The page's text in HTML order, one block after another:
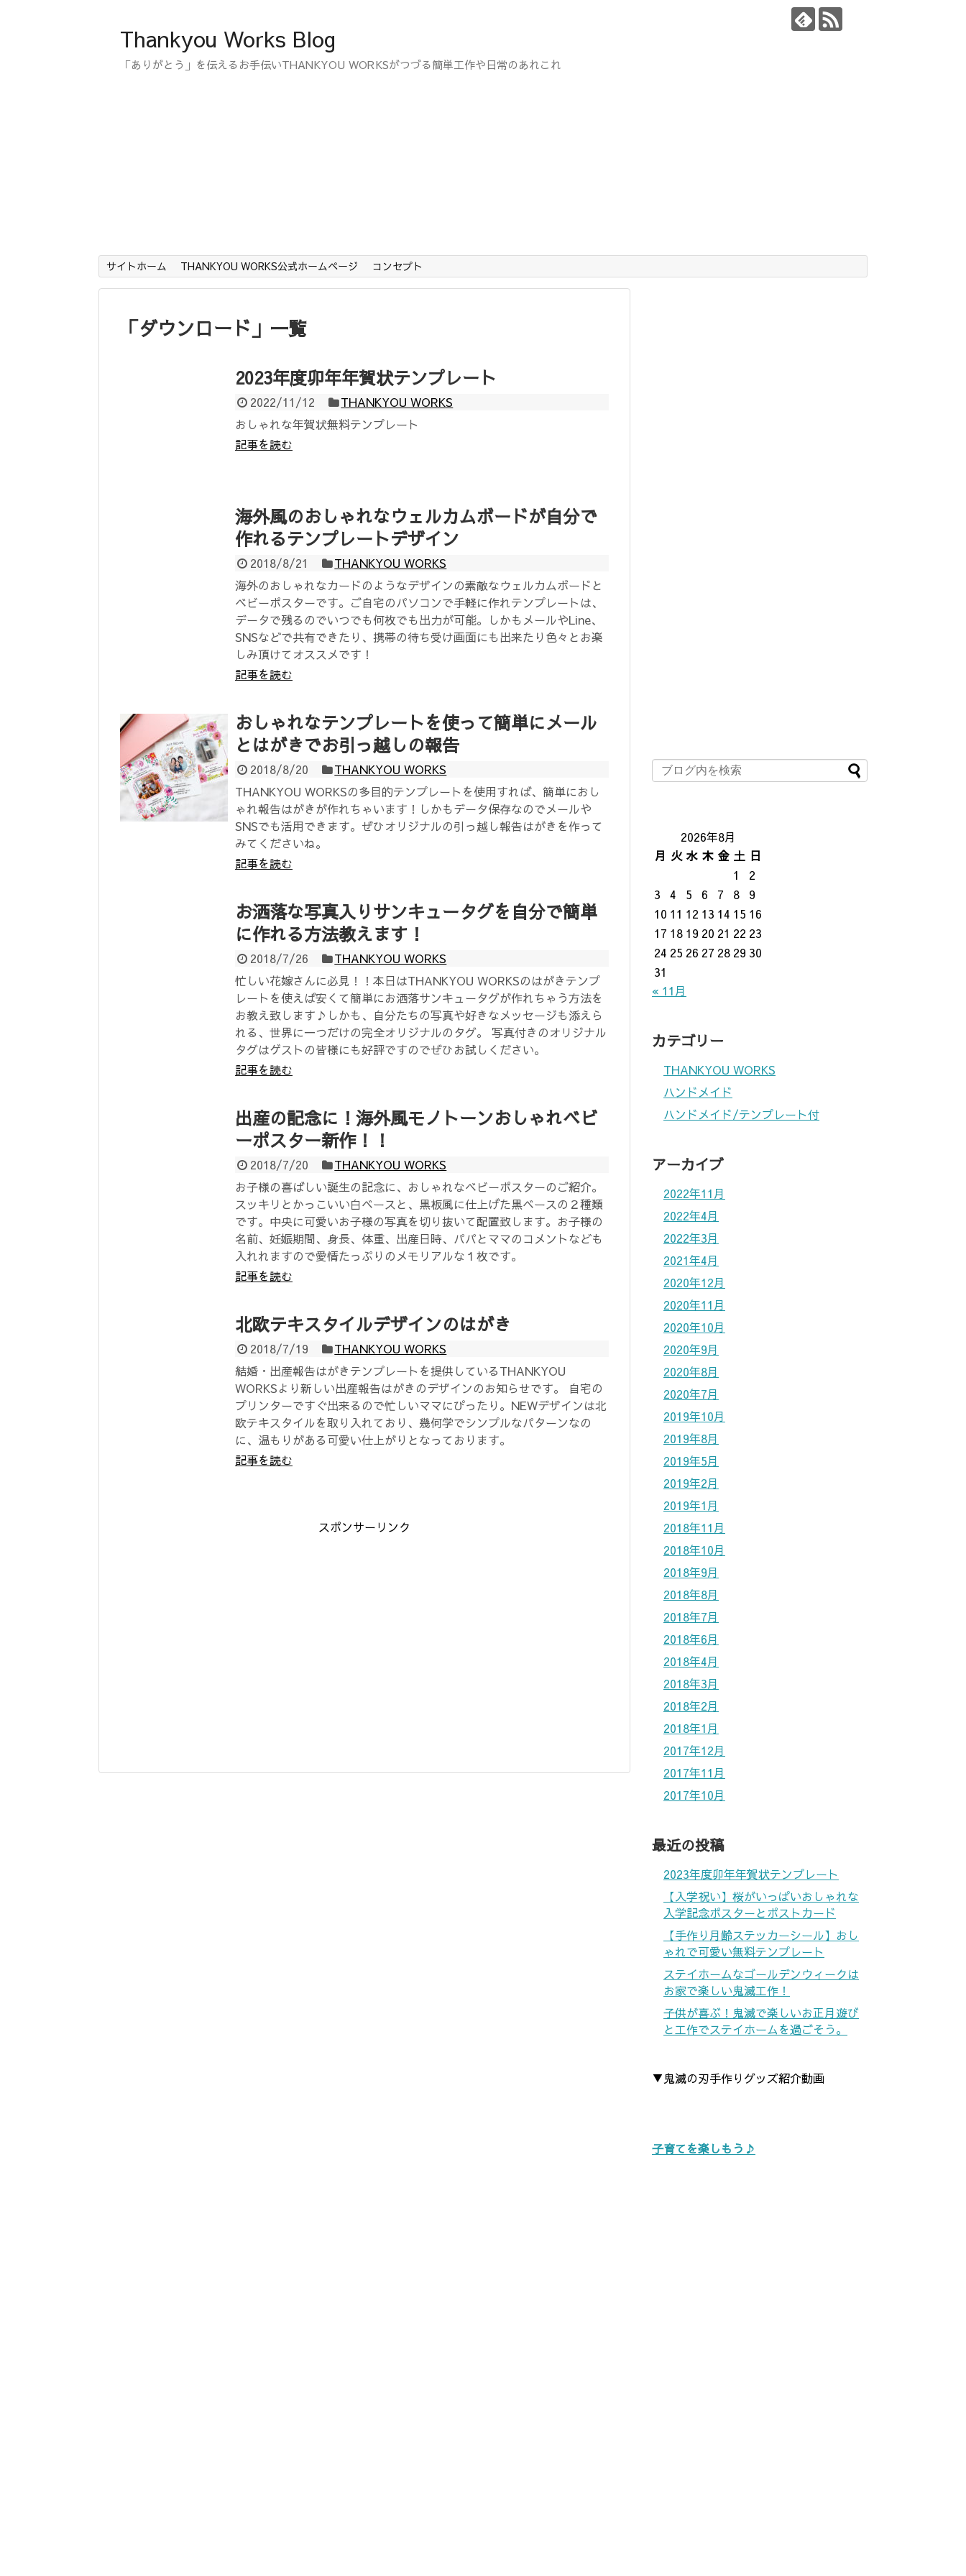
Thankyou Works Blog
「ありがとう」を伝えるお手伝いTHANKYOU WORKSがつづる簡単工作や日常のあれこれ
サイトホーム THANKYOU WORKS公式ホームページ コンセプト
「ダウンロード 」 一覧
2023年度卯年年賀状テンプレート
2022/11/12
THANKYOU WORKS
おしゃれな年賀状無料テンプレート
記事を読む
海外風のおしゃれなウェルカムボードが自分で
作れるテンプレートデザイン
2018/8/21
THANKYOU WORKS
海外のおしゃれなカードのようなデザインの素敵なウェルカムボードと
ベビーポスターです。ご自宅のパソコンで手軽に作れテンプレートは、
データで残るのでいつでも何枚でも出力が可能。しかもメールやLine、
SNSなどで共有できたり、携帯の待ち受け画面にも出来たり色々とお楽
しみ頂けてオススメです！
記事を読む
おしゃれなテンプレートを使って簡単にメール
とはがきでお引っ越しの報告
2018/8/20
THANKYOU WORKS
THANKYOU WORKSの多目的テンプレートを使用すれば、簡単におし
ゃれ報告はがきが作れちゃいます！しかもデータ保存なのでメールや
SNSでも活用できます。ぜひオリジナルの引っ越し報告はがきを作って
みてくださいね。
記事を読む
お洒落な写真入りサンキュータグを自分で簡単
に作れる方法教えます！
2018/7/26
THANKYOU WORKS
忙しい花嫁さんに必見！！本日はTHANKYOU WORKSのはがきテンプ
レートを使えば安くて簡単にお洒落サンキュータグが作れちゃう方法を
お教え致します♪しかも、自分たちの写真や好きなメッセージも添えら
れる、世界に一つだけの完全オリジナルのタグ。 写真付きのオリジナル
タグはゲストの皆様にも好評ですのでぜひお試しください。
記事を読む
出産の記念に！海外風モノトーンおしゃれベビ
ーポスター新作！！
2018/7/20
THANKYOU WORKS
お子様の喜ばしい誕生の記念に、おしゃれなベビーポスターのご紹介。
スッキリとかっこいい白ベースと、黒板風に仕上げた黒ベースの２種類
です。中央に可愛いお子様の写真を切り抜いて配置致します。お子様の
名前、妊娠期間、身長、体重、出産日時、パパとママのコメントなども
入れれますので愛情たっぷりのメモリアルな１枚です。
記事を読む
北欧テキスタイルデザインのはがき
2018/7/19
THANKYOU WORKS
結婚・出産報告はがきテンプレートを提供しているTHANKYOU
WORKSより新しい出産報告はがきのデザインのお知らせです。 自宅の
プリンターですぐ出来るので忙しいママにぴったり。NEWデザインは北
欧テキスタイルを取り入れており、幾何学でシンプルなパターンなの
に、温もりがある可愛い仕上がりとなっております。
記事を読む
スポンサーリンク
2026年8月
月 火 水 木 金 土 日
1
2
3
4 5 6 7 8
9
10 11 12 13 14 15 16
17 18 19 20 21 22 23
24 25 26 27 28 29 30
31
« 11月
カテゴリー
THANKYOU WORKS
ハンドメイド
ハンドメイド/テンプレート付
アーカイブ
2022年11月
2022年4月
2022年3月
2021年4月
2020年12月
2020年11月
2020年10月
2020年9月
2020年8月
2020年7月
2019年10月
2019年8月
2019年5月
2019年2月
2019年1月
2018年11月
2018年10月
2018年9月
2018年8月
2018年7月
2018年6月
2018年4月
2018年3月
2018年2月
2018年1月
2017年12月
2017年11月
2017年10月
最近の投稿
2023年度卯年年賀状テンプレート
【入学祝い】桜がいっぱいおしゃれな
入学記念ポスターとポストカード
【手作り月齢ステッカーシール】おし
ゃれで可愛い無料テンプレート
ステイホームなゴールデンウィークは
お家で楽しい鬼滅工作！
子供が喜ぶ！鬼滅で楽しいお正月遊び
と工作でステイホームを過ごそう。
▼鬼滅の刃手作りグッズ紹介動画
子育てを楽しもう♪